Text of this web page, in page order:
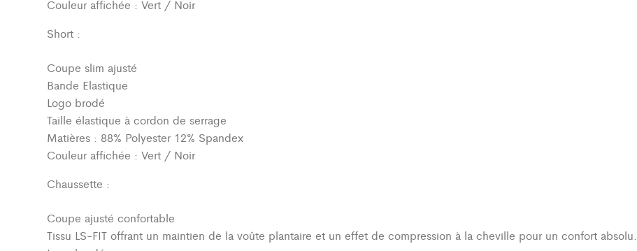
Couleur affichée : Vert / Noir
Short :
Coupe slim ajusté
Bande Elastique
Logo brodé
Taille élastique à cordon de serrage
Matières : 88% Polyester 12% Spandex
Couleur affichée : Vert / Noir
Chaussette :
Coupe ajusté confortable
Tissu LS-FIT offrant un maintien de la voûte plantaire et un effet de compression à la cheville pour un confort absolu.